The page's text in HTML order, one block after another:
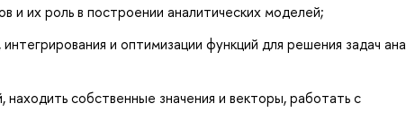
и их роль в построении аналитических моделей;
и оптимизации функций для решения задач
собственные значения и векторы, работать с